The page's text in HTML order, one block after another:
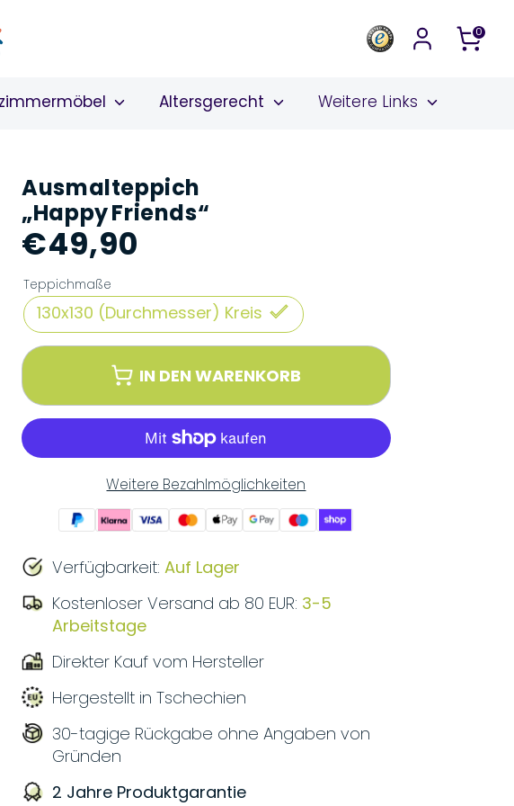
0
Altersgerecht Weitere Links
Ausmalteppich
„Happy Friends“
€49,90
Teppichmaße
130x130 (Durchmesser) Kreis
IN DEN WARENKORB
Weitere Bezahlmöglichkeiten
Verfügbarkeit:Auf Lager
Kostenloser Versand ab 80 EUR: 3-5
Arbeitstage
Direkter Kauf vom Hersteller
Hergestellt in Tschechien
30-tagige Rückgabe ohne Angaben von
Gründen
2 Jahre Produktgarantie